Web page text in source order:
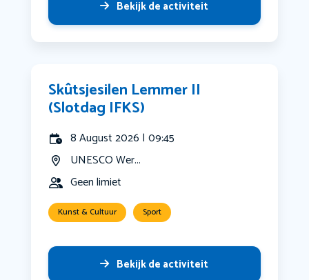
Bekijk de activiteit
Skûtsjesilen Lemmer II
(Slotdag IFKS)
8 August 2026 | 09:45
UNESCO Wer...
Geen limiet
Kunst & Cultuur Sport
Bekijk de activiteit